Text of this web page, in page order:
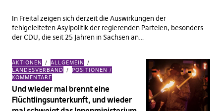
In Freital zeigen sich derzeit die Auswirkungen der
fehlgeleiteten Asylpolitik der regierenden Parteien, besonders
der CDU, die seit 25 Jahren in Sachsen an…
AKTIONEN
ALLGEMEIN
LANDESVERBAND
POSITIONEN /
KOMMENTARE
Und wieder mal brennt eine
Flüchtlingsunterkunft, und wieder